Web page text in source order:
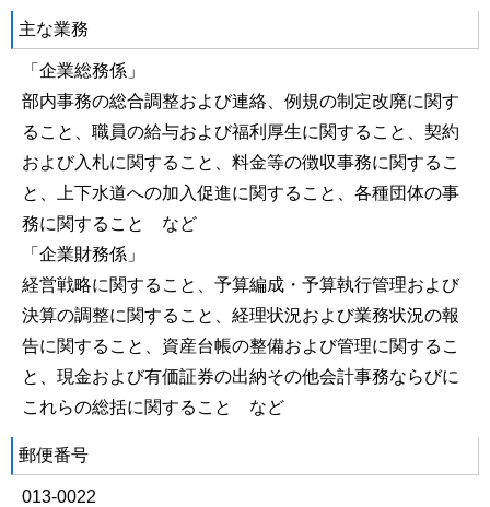
主な業務
「企業総務係」
部内事務の総合調整および連絡、例規の制定改廃に関す
ること、職員の給与および福利厚生に関すること、契約
および入札に関すること、料金等の徴収事務に関するこ
と、上下水道への加入促進に関すること、各種団体の事
務に関すること など
「企業財務係」
経営戦略に関すること、予算編成・予算執行管理および
決算の調整に関すること、経理状況および業務状況の報
告に関すること、資産台帳の整備および管理に関するこ
と、現金および有価証券の出納その他会計事務ならびに
これらの総括に関すること など
郵便番号
013-0022